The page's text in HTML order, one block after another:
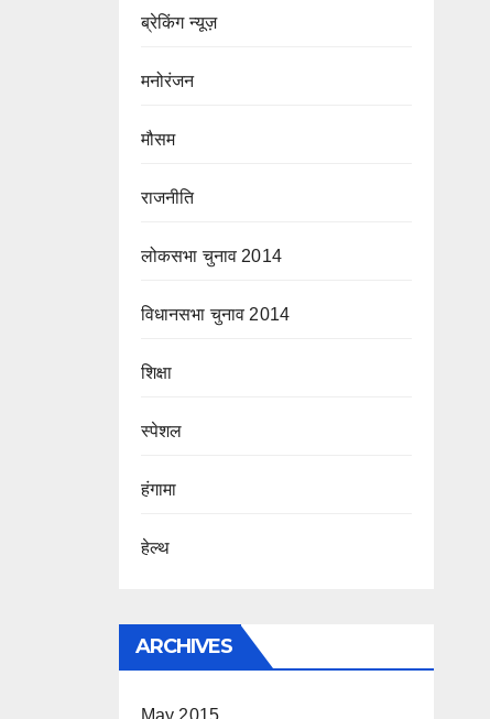
ब्रेकिंग न्यूज़
मनोरंजन
मौसम
राजनीति
लोकसभा चुनाव 2014
विधानसभा चुनाव 2014
शिक्षा
स्पेशल
हंगामा
हेल्थ
ARCHIVES
May 2015